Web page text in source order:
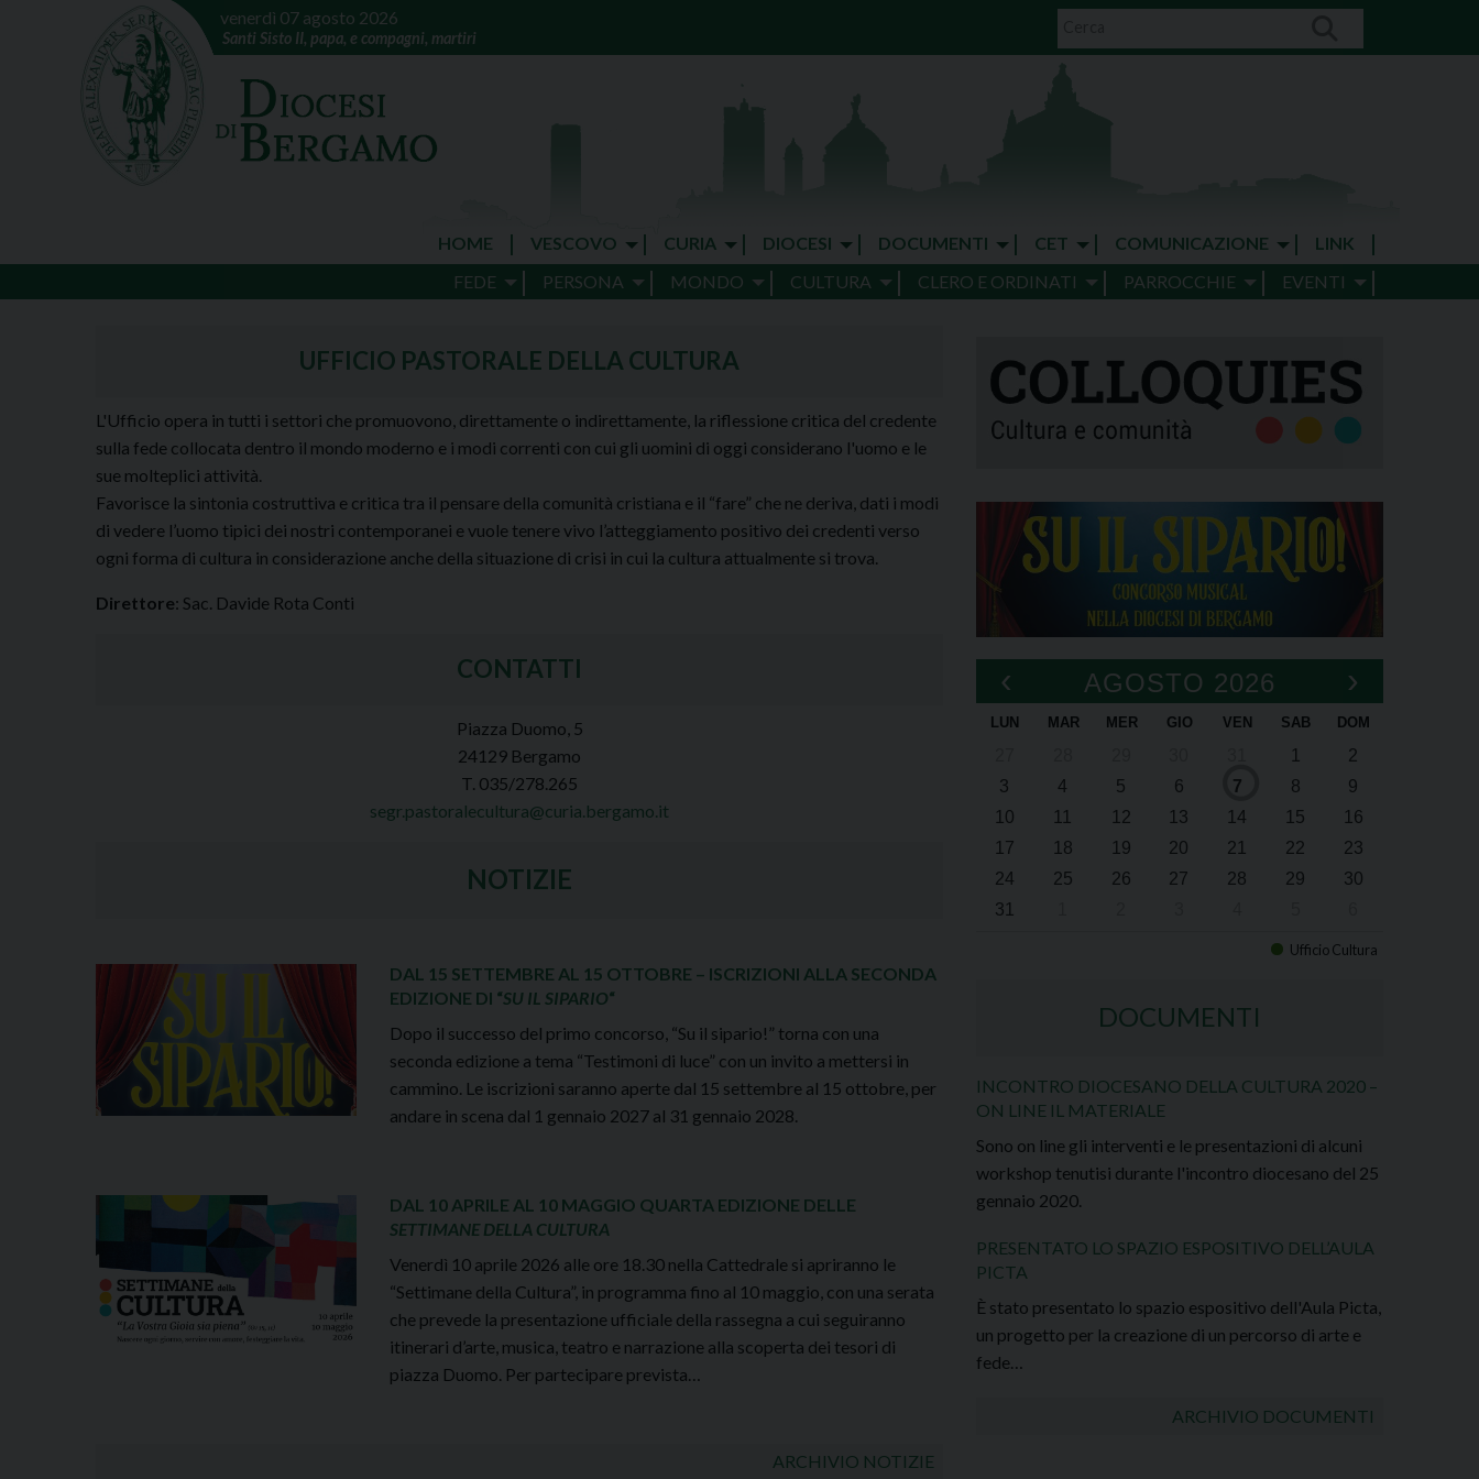
venerdì 07 agosto 2026
Santi Sisto II, papa, e compagni, martiri
HOME VESCOVO CURIA DIOCESI DOCUMENTI CET COMUNICAZIONE
LINK
FEDE
PERSONA MONDO CULTURA CLERO E ORDINATI PARROCCHIE EVENTI
UFFICIO PASTORALE DELLA CULTURA
L'Ufficio opera in tutti i settori che promuovono, direttamente o indirettamente, la riflessione critica del credente
sulla fede collocata dentro il mondo moderno e i modi correnti con cui gli uomini di oggi considerano l'uomo e le
sue molteplici attività.
Favorisce la sintonia costruttiva e critica tra il pensare della comunità cristiana e il “fare” che ne deriva, dati i modi
di vedere l’uomo tipici dei nostri contemporanei e vuole tenere vivo l’atteggiamento positivo dei credenti verso
ogni forma di cultura in considerazione anche della situazione di crisi in cui la cultura attualmente si trova.
Direttore: Sac. Davide Rota Conti
CONTATTI
Piazza Duomo, 5
24129 Bergamo
T. 035/278.265
segr.pastoralecultura@curia.bergamo.it
NOTIZIE
DAL 15 SETTEMBRE AL 15 OTTOBRE – ISCRIZIONI ALLA SECONDA
EDIZIONE DI “SU IL SIPARIO“
Dopo il successo del primo concorso, “Su il sipario!” torna con una
seconda edizione a tema “Testimoni di luce” con un invito a mettersi in
cammino. Le iscrizioni saranno aperte dal 15 settembre al 15 ottobre, per
andare in scena dal 1 gennaio 2027 al 31 gennaio 2028.
DAL 10 APRILE AL 10 MAGGIO QUARTA EDIZIONE DELLE
SETTIMANE DELLA CULTURA
Venerdì 10 aprile 2026 alle ore 18.30 nella Cattedrale si apriranno le
“Settimane della Cultura”, in programma fino al 10 maggio, con una serata
che prevede la presentazione ufficiale della rassegna a cui seguiranno
itinerari d’arte, musica, teatro e narrazione alla scoperta dei tesori di
piazza Duomo. Per partecipare prevista…
ARCHIVIO NOTIZIE
‹ AGOSTO 2026 ›
LUN MAR MER GIO VEN SAB DOM
1
2
3
4 5 6 7 8
9
10
11 12 13 14 15
16
17
18 19 20 21 22
23
24
25 26 27 28 29
30
31
Ufficio Cultura
DOCUMENTI
INCONTRO DIOCESANO DELLA CULTURA 2020 –
ON LINE IL MATERIALE
Sono on line gli interventi e le presentazioni di alcuni
workshop tenutisi durante l'incontro diocesano del 25
gennaio 2020.
PRESENTATO LO SPAZIO ESPOSITIVO DELL’AULA
PICTA
È stato presentato lo spazio espositivo dell'Aula Picta,
un progetto per la creazione di un percorso di arte e
fede…
ARCHIVIO DOCUMENTI